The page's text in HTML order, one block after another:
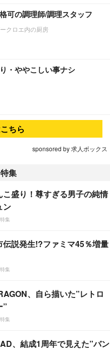
可の調理師/調理スタッフ
クロエ内の厨房
・ややこしい事ナシ
ちら
sponsored by 求人ボックス
集
こ盛り！尊すぎる男子の純情
ン
集
伝説発生!?ファミマ45％増量
集
、自ら描いた”レトロ
”
集
、結成1周年で見えた”バン